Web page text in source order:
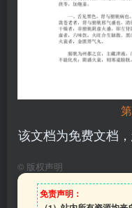
该文档为免费文档
© 版权声明
免责声明：